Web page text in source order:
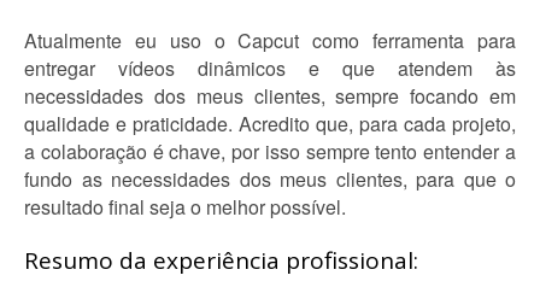
Atualmente eu uso o Capcut como ferramenta para
entregar vídeos dinâmicos e que atendem às
necessidades dos meus clientes, sempre focando em
qualidade e praticidade. Acredito que, para cada projeto,
a colaboração é chave, por isso sempre tento entender a
fundo as necessidades dos meus clientes, para que o
resultado final seja o melhor possível.
Resumo da experiência profissional: